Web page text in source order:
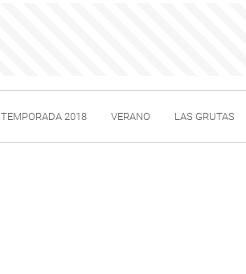
TEMPORADA 2018 VERANO LAS GRUTAS